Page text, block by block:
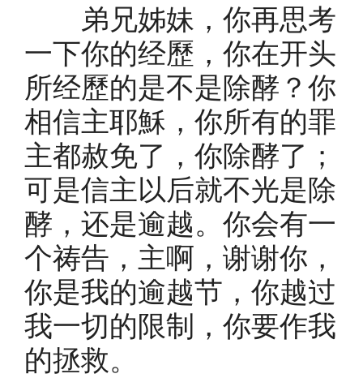
弟兄姊妹，你再思考
一下你的经歷，你在开头
所经歷的是不是除酵？你
相信主耶穌，你所有的罪
主都赦免了，你除酵了；
可是信主以后就不光是除
酵，还是逾越。你会有一
个祷告，主啊，谢谢你，
你是我的逾越节，你越过
我一切的限制，你要作我
的拯救。